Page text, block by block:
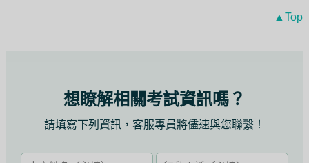
▲Top
想瞭解相關考試資訊嗎？
請填寫下列資訊，客服專員將儘速與您聯繫！